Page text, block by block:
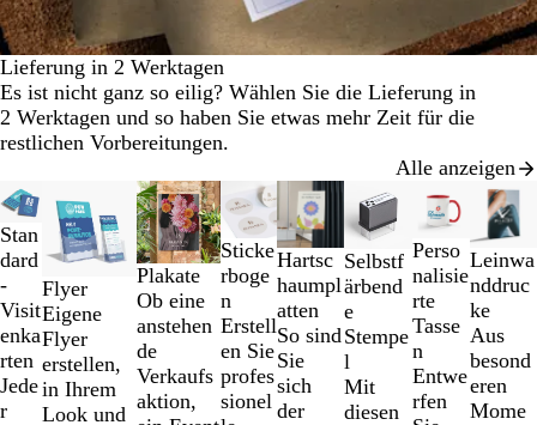
Lieferung in 2 Werktagen
Es ist nicht ganz so eilig? Wählen Sie die Lieferung in
2 Werktagen und so haben Sie etwas mehr Zeit für die
restlichen Vorbereitungen.
Alle anzeigen
Stan
dard
-
Visit
enka
rten
Jede
r
Flyer
Eigene
Flyer
erstellen,
in Ihrem
Look und
Plakate
Ob eine
anstehen
de
Verkaufs
aktion,
Listenp. gesenkt
Sticke
rboge
n
Erstell
en Sie
profes
sionel
Neue Optionen
Hartsc
haumpl
atten
So sind
Sie
sich
der
Selbstf
ärbend
e
Stempe
l
Mit
diesen
Perso
nalisie
rte
Tasse
n
Entwe
rfen
Neue
Leinwa
nddruc
ke
Aus
besond
eren
Mome
Galeriebilder
1
bis
2
von
8